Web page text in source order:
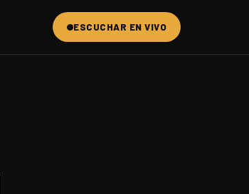
ESCUCHAR EN VIVO